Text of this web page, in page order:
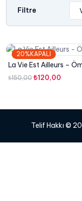
YAZARLARIMIZ
Filtre
20%KAPALI
La Vie Est Ailleurs –
₺150,00 Orijinal
₺120,00
Telif Hakkı ©